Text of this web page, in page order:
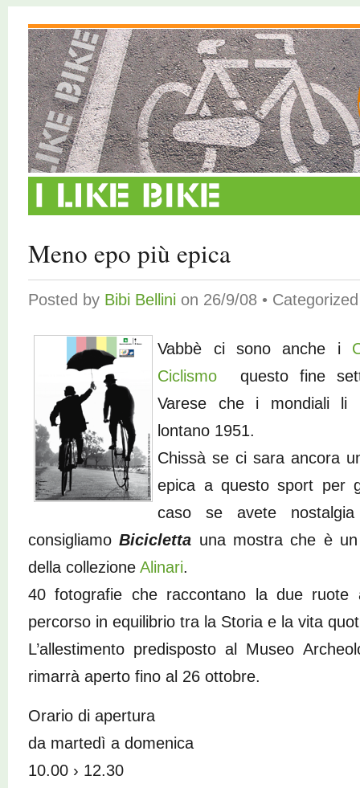
Meno epo più epica
Posted by Bibi Bellini on 26/9/08 •
Vabbè ci sono anche i
Ciclismo questo fine
Varese che i mondiali li
lontano 1951.
Chissà se ci sara ancora
epica a questo sport per
caso se avete
consigliamoBicicletta una mostra che è
della collezione Alinari.
40 fotografie che raccontano la due ruote
percorso in equilibrio tra la Storia e la vita
L’allestimento predisposto al Museo
rimarrà aperto fino al 26 ottobre.
Orario di apertura
da martedì a domenica
10.00 › 12.30